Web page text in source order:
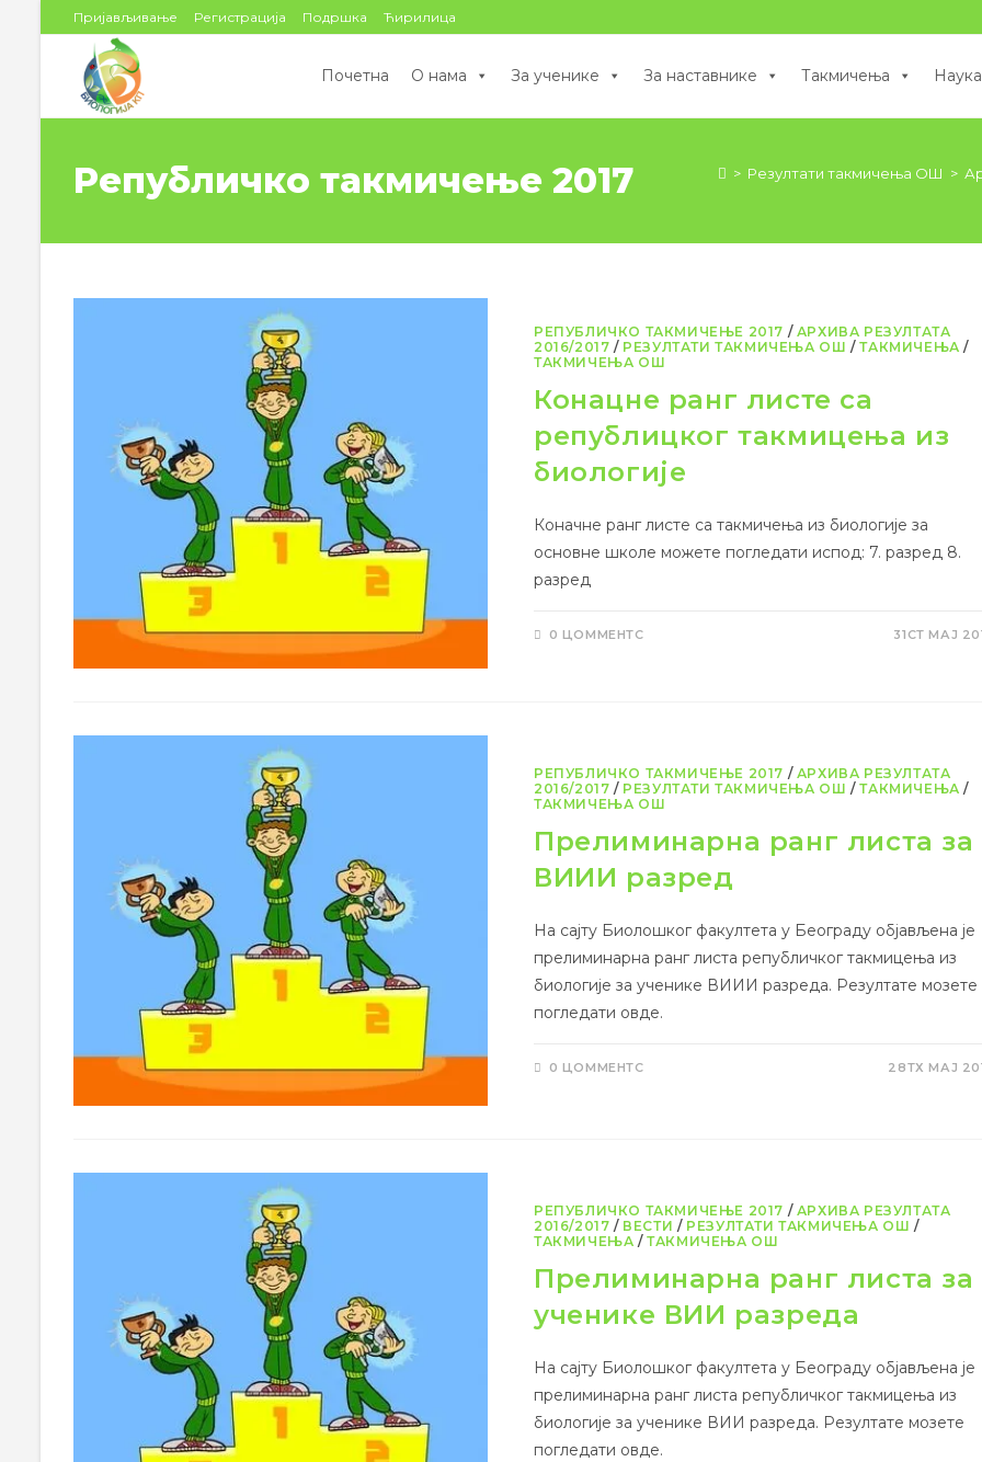
Пријављивање Регистрација Подршка Ћирилица
Почетна О нама За ученике За наставнике Такмичења Наука
Републичко такмичење 2017 > Резултати такмичења ОШ >
РЕПУБЛИЧКО ТАКМИЧЕЊЕ 2017 / АРХИВА РЕЗУЛТАТА
2016/2017 / РЕЗУЛТАТИ ТАКМИЧЕЊА ОШ /ТАКМИЧЕЊА /
ТАКМИЧЕЊА ОШ
Конацне ранг листе са
републицког такмицења из
биологије
Коначне ранг листе са такмичења из биологије за
основне школе можете погледати испод: 7. разред 8.
разред
0 ЦОММЕНТС 31СТ МАЈ
РЕПУБЛИЧКО ТАКМИЧЕЊЕ 2017 / АРХИВА РЕЗУЛТАТА
2016/2017 / РЕЗУЛТАТИ ТАКМИЧЕЊА ОШ /ТАКМИЧЕЊА /
ТАКМИЧЕЊА ОШ
Прелиминарна ранг листа за
ВИИИ разред
На сајту Биолошког факултета у Београду објављена је
прелиминарна ранг листа републичког такмицења из
биологије за ученике ВИИИ разреда. Резултате мозете
погледати овде.
0 ЦОММЕНТС 28ТХ МАЈ
РЕПУБЛИЧКО ТАКМИЧЕЊЕ 2017 / АРХИВА РЕЗУЛТАТА
2016/2017 / ВЕСТИ / РЕЗУЛТАТИ ТАКМИЧЕЊА ОШ /
ТАКМИЧЕЊА /ТАКМИЧЕЊА ОШ
Прелиминарна ранг листа за
ученике ВИИ разреда
На сајту Биолошког факултета у Београду објављена је
прелиминарна ранг листа републичког такмицења из
биологије за ученике ВИИ разреда. Резултате мозете
погледати овде.